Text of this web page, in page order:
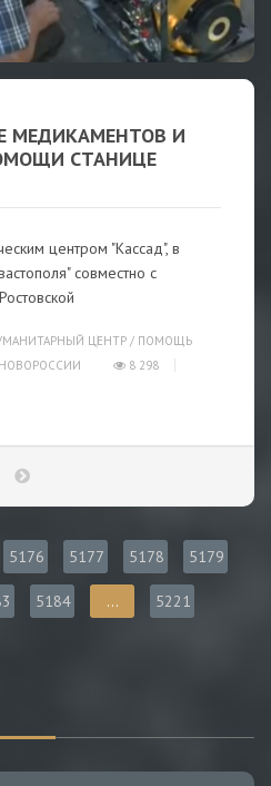
МЕДИКАМЕНТОВ И
СТАНИЦЕ
центром "Кассад", в
совместно с
ЦЕНТР / ПОМОЩЬ
8 298
5176 5177 5178 5179
5184 ... 5221